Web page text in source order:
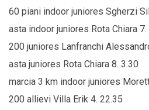
60 piani indoor juniores Sgherzi
asta indoor juniores Rota Chiara 7.
200 juniores Lanfranchi
asta juniores Rota Chiara 8. 3.30
marcia 3 km indoor juniores
200 allievi Villa Erik 4. 22.35